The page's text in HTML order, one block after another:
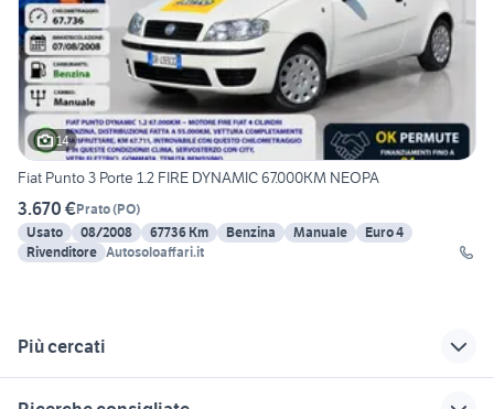
14
Fiat Punto 3 Porte 1.2 FIRE DYNAMIC 67.000KM NEOPA
3.670 €Prato(PO)
Usato
08/2008 67736 Km Benzina Manuale
Euro 4
Rivenditore Autosoloaffari.it
Più cercati